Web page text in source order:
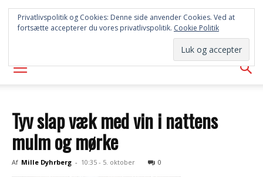
SYD
AVISEN
Tyv slap væk med vin i nattens
mulm og mørke
Af Mille Dyhrberg - 10:35 - 5. oktober 0
Privatlivspolitik og Cookies: Denne side anvender Cookies. Ved at
fortsætte accepterer du vores privatlivspolitik. Cookie Politik